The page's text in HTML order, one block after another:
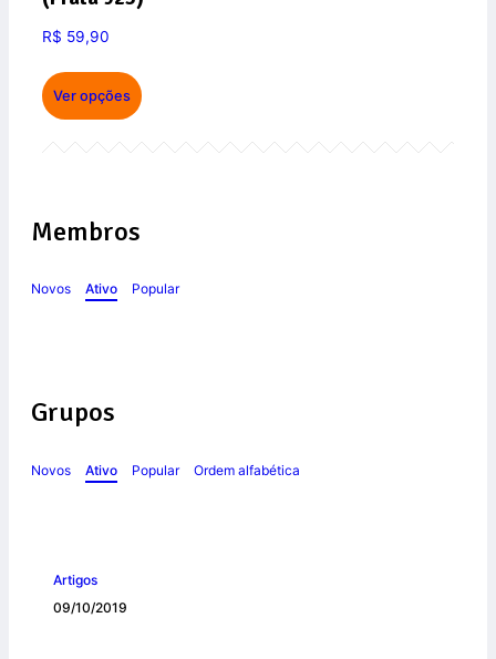
R$ 59,90
Ver opções
Membros
Novos Ativo Popular
Grupos
Novos Ativo Popular Ordem alfabética
Artigos
09/10/2019